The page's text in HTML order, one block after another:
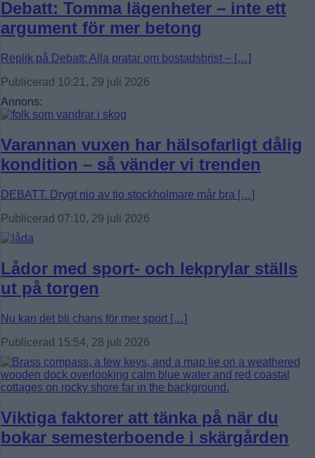
Debatt: Tomma lägenheter – inte ett
argument för mer betong
Replik på Debatt: Alla pratar om bostadsbrist – […]
Publicerad 10:21, 29 juli 2026
Annons:
Varannan vuxen har hälsofarligt dålig
kondition – så vänder vi trenden
DEBATT. Drygt nio av tio stockholmare mår bra […]
Publicerad 07:10, 29 juli 2026
Lådor med sport- och lekprylar ställs
ut på torgen
Nu kan det bli chans för mer sport […]
Publicerad 15:54, 28 juli 2026
Viktiga faktorer att tänka på när du
bokar semesterboende i skärgården